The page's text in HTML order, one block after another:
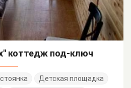
коттедж под-ключ
Детская площадка